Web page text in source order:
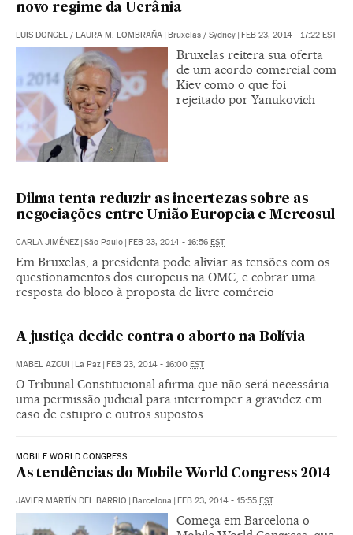
novo regime da Ucrânia
LUIS DONCEL / LAURA M. LOMBRAÑA | Bruxelas / Sydney | FEB 23, 2014 - 17:22 EST
Bruxelas reitera sua oferta
de um acordo comercial com
Kiev como o que foi
rejeitado por Yanukovich
Dilma tenta reduzir as incertezas sobre as
negociações entre União Europeia e Mercosul
CARLA JIMÉNEZ | São Paulo | FEB 23, 2014 - 16:56 EST
Em Bruxelas, a presidenta pode aliviar as tensões com os
questionamentos dos europeus na OMC, e cobrar uma
resposta do bloco à proposta de livre comércio
A justiça decide contra o aborto na Bolívia
MABEL AZCUI | La Paz | FEB 23, 2014 - 16:00 EST
O Tribunal Constitucional afirma que não será necessária
uma permissão judicial para interromper a gravidez em
caso de estupro e outros supostos
MOBILE WORLD CONGRESS
As tendências do Mobile World Congress 2014
JAVIER MARTÍN DEL BARRIO | Barcelona | FEB 23, 2014 - 15:55 EST
Começa em Barcelona o